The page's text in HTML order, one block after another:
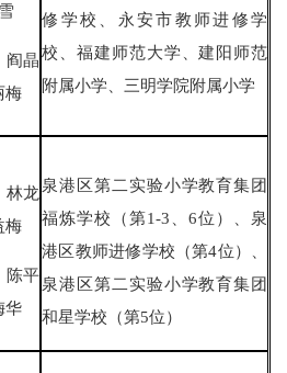
阎晶
梅
修学校、永安市教师进修学
校、福建师范大学、建阳师范
附属小学、三明学院附属小学
林龙
梅
陈平
华
泉港区第二实验小学教育集团
福炼学校（第1-3、6位）、泉
港区教师进修学校（第4位）、
泉港区第二实验小学教育集团
和星学校（第5位）